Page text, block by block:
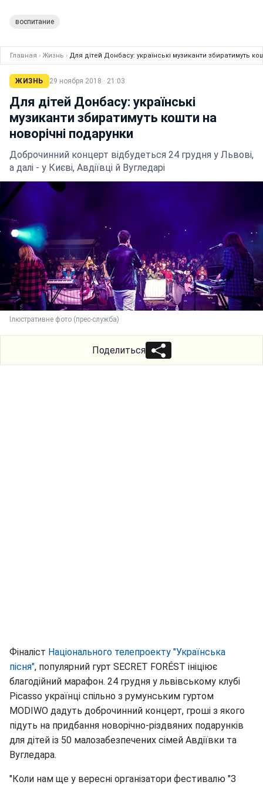
воспитание
Главная › Жизнь › Для дітей Донбасу: українські музиканти збиратимуть
ЖИЗНЬ 29 ноября 2018 · 21:03
Для дітей Донбасу: українські
музиканти збиратимуть кошти на
новорічні подарунки
Доброчинний концерт відбудеться 24 грудня у Львові,
а далі - у Києві, Авдіївці й Вугледарі
Ілюстративне фото (прес-служба)
Поделиться
Фіналіст Національного телепроекту "Українська
пісня", популярний гурт SECRET FORÉST ініціює
благодійний марафон. 24 грудня у львівському клубі
Picasso українці спільно з румунським гуртом
MODIWO дадуть доброчинний концерт, гроші з якого
підуть на придбання новорічно-різдвяних подарунків
для дітей із 50 малозабезпечених сімей Авдіївки та
Вугледара.
"Коли нам ще у вересні організатори фестивалю "З